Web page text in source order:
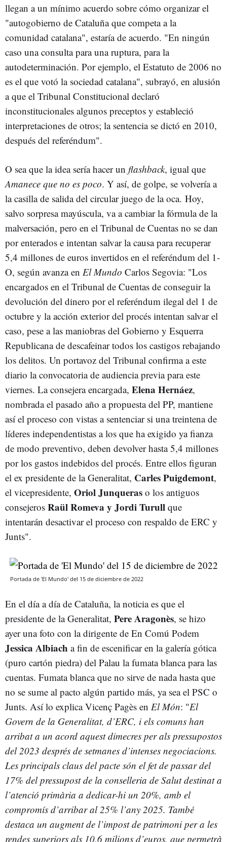
llegan a un mínimo acuerdo sobre cómo organizar el
"autogobierno de Cataluña que competa a la
comunidad catalana", estaría de acuerdo. "En ningún
caso una consulta para una ruptura, para la
autodeterminación. Por ejemplo, el Estatuto de 2006 no
es el que votó la sociedad catalana", subrayó, en alusión
a que el Tribunal Constitucional declaró
inconstitucionales algunos preceptos y estableció
interpretaciones de otros; la sentencia se dictó en 2010,
después del referéndum".
O sea que la idea sería hacer un flashback, igual que
Amanece que no es poco. Y así, de golpe, se volvería a
la casilla de salida del circular juego de la oca. Hoy,
salvo sorpresa mayúscula, va a cambiar la fórmula de la
malversación, pero en el Tribunal de Cuentas no se dan
por enterados e intentan salvar la causa para recuperar
5,4 millones de euros invertidos en el referéndum del 1-
O, según avanza en El Mundo Carlos Segovia: "Los
encargados en el Tribunal de Cuentas de conseguir la
devolución del dinero por el referéndum ilegal del 1 de
octubre y la acción exterior del procés intentan salvar el
caso, pese a las maniobras del Gobierno y Esquerra
Republicana de descafeinar todos los castigos rebajando
los delitos. Un portavoz del Tribunal confirma a este
diario la convocatoria de audiencia previa para este
viernes. La consejera encargada, Elena Hernáez,
nombrada el pasado año a propuesta del PP, mantiene
así el proceso con vistas a sentenciar si una treintena de
líderes independentistas a los que ha exigido ya fianza
de modo preventivo, deben devolver hasta 5,4 millones
por los gastos indebidos del procés. Entre ellos figuran
el ex presidente de la Generalitat, Carles Puigdemont,
el vicepresidente, Oriol Junqueras o los antiguos
consejeros Raül Romeva y Jordi Turull que
intentarán desactivar el proceso con respaldo de ERC y
Junts".
Portada de 'El Mundo' del 15 de diciembre de 2022
En el día a día de Cataluña, la noticia es que el
presidente de la Generalitat, Pere Aragonès, se hizo
ayer una foto con la dirigente de En Comú Podem
Jessica Albiach a fin de escenificar en la galería gótica
(puro cartón piedra) del Palau la fumata blanca para las
cuentas. Fumata blanca que no sirve de nada hasta que
no se sume al pacto algún partido más, ya sea el PSC o
Junts. Así lo explica Vicenç Pagès en El Món: "El
Govern de la Generalitat, d’ERC, i els comuns han
arribat a un acord aquest dimecres per als pressupostos
del 2023 després de setmanes d’intenses negociacions.
Les principals claus del pacte són el fet de passar del
17% del pressupost de la conselleria de Salut destinat a
l’atenció primària a dedicar-hi un 20%, amb el
compromís d’arribar al 25% l’any 2025. També
destaca un augment de l’impost de patrimoni per a les
rendes superiors als 10,6 milions d’euros, que permetrà